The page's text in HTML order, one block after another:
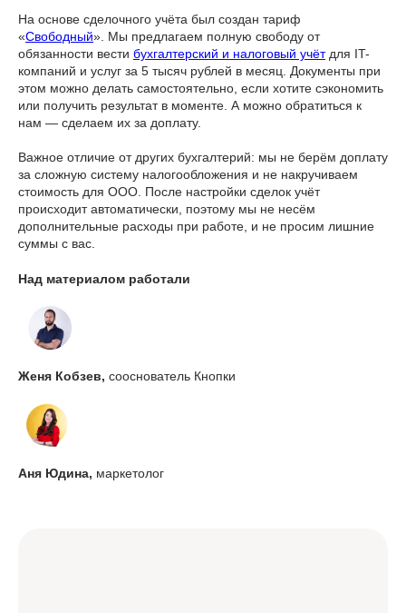
На основе сделочного учёта был создан тариф
«Свободный». Мы предлагаем полную свободу от
обязанности вести бухгалтерский и налоговый учётдля IT-
компаний и услуг за 5 тысяч рублей в месяц. Документы при
этом можно делать самостоятельно, если хотите сэкономить
или получить результат в моменте. А можно обратиться к
нам — сделаем их за доплату.
Важное отличие от других бухгалтерий: мы не берём доплату
за сложную систему налогообложения и не накручиваем
стоимость для ООО. После настройки сделок учёт
происходит автоматически, поэтому мы не несём
дополнительные расходы при работе, и не просим лишние
суммы с вас.
Над материалом работали
Женя Кобзев, сооснователь Кнопки
Аня Юдина, маркетолог